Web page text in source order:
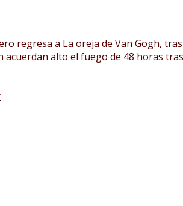
regresa a La oreja de Van Gogh,
acuerdan alto el fuego de 48 horas